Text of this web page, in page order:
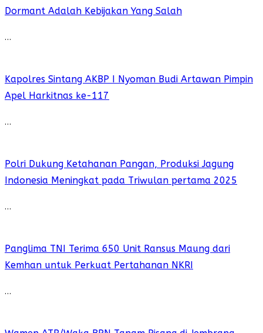
Dormant Adalah Kebijakan Yang Salah
…
Kapolres Sintang AKBP I Nyoman Budi Artawan Pimpin
Apel Harkitnas ke-117
…
Polri Dukung Ketahanan Pangan, Produksi Jagung
Indonesia Meningkat pada Triwulan pertama 2025
…
Panglima TNI Terima 650 Unit Ransus Maung dari
Kemhan untuk Perkuat Pertahanan NKRI
…